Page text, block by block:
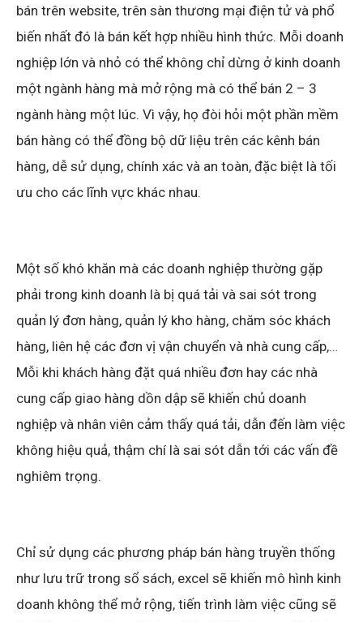
bán trên website, trên sàn thương mại điện tử và phổ
biến nhất đó là bán kết hợp nhiều hình thức. Mỗi doanh
nghiệp lớn và nhỏ có thể không chỉ dừng ở kinh doanh
một ngành hàng mà mở rộng mà có thể bán 2 – 3
ngành hàng một lúc. Vì vậy, họ đòi hỏi một phần mềm
bán hàng có thể đồng bộ dữ liệu trên các kênh bán
hàng, dễ sử dụng, chính xác và an toàn, đặc biệt là tối
ưu cho các lĩnh vực khác nhau.
Một số khó khăn mà các doanh nghiệp thường gặp
phải trong kinh doanh là bị quá tải và sai sót trong
quản lý đơn hàng, quản lý kho hàng, chăm sóc khách
hàng, liên hệ các đơn vị vận chuyển và nhà cung cấp,…
Mỗi khi khách hàng đặt quá nhiều đơn hay các nhà
cung cấp giao hàng dồn dập sẽ khiến chủ doanh
nghiệp và nhân viên cảm thấy quá tải, dẫn đến làm việc
không hiệu quả, thậm chí là sai sót dẫn tới các vấn đề
nghiêm trọng.
Chỉ sử dụng các phương pháp bán hàng truyền thống
như lưu trữ trong sổ sách, excel sẽ khiến mô hình kinh
doanh không thể mở rộng, tiến trình làm việc cũng sẽ